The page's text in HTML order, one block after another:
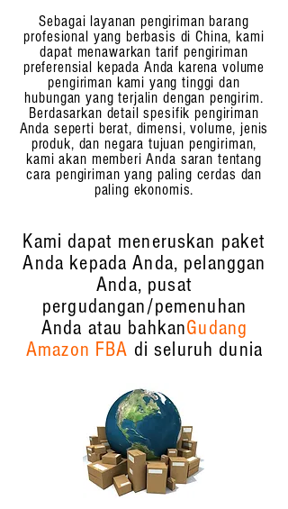
Sebagai layanan pengiriman barang
profesional yang berbasis di China, kami
dapat menawarkan tarif pengiriman
preferensial kepada Anda karena volume
pengiriman kami yang tinggi dan
hubungan yang terjalin dengan pengirim.
Berdasarkan detail spesifik pengiriman
Anda seperti berat, dimensi, volume, jenis
produk, dan negara tujuan pengiriman,
kami akan memberi Anda saran tentang
cara pengiriman yang paling cerdas dan
paling ekonomis.
Kami dapat meneruskan paket
Anda kepada Anda, pelanggan
Anda, pusat
pergudangan/pemenuhan
Anda atau bahkanGudang
Amazon FBA di seluruh dunia